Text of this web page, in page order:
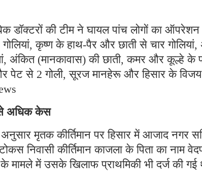
डॉक्टरों की टीम ने घायल पांच लोगों का
कृष्ण के हाथ-पैर और छाती से चार
अंकित (मानकावास) की छाती, कमर और कूल्हे के
पेट से 2 गोली, सूरज मानहेरू और हिसार के
से अधिक केस
अनुसार मृतक कीर्तिमान पर हिसार में आजाद नगर
निवासी कीर्तिमान काजला के पिता का नाम
मामले में उसके खिलाफ प्राथमिकी भी दर्ज की